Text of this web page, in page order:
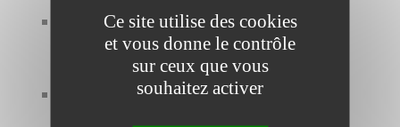
Concerner des dépenses
d'investissement.
Etre techniquement réalisable.
Ce site utilise des cookies
et vous donne le contrôle
sur ceux que vous
souhaitez activer